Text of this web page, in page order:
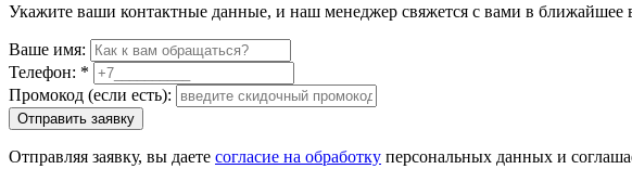
Укажите ваши контактные данные, и наш менеджер свяжется с вами в ближайшее
Ваше имя:
Телефон: *
Промокод (если есть):
Отправить заявку
Отправляя заявку, вы даете согласие на обработку персональных данных и